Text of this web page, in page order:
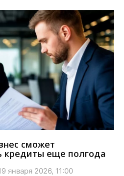
сможет
кредиты еще полгода
января 2026, 11:00